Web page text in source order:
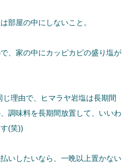
部屋の中にしないこと。
、家の中にカッピカピの盛り塩が
理由で、ヒマラヤ岩塩は長期間
調味料を長期間放置して、いいわ
(笑))
いしたいなら、一晩以上置かない